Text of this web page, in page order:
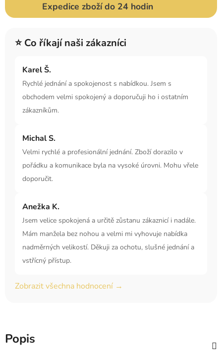
Expedice zboží do 24 hodin
⭐ Co říkají naši zákazníci
Karel Š.
Rychlé jednání a spokojenost s nabídkou. Jsem s
obchodem velmi spokojený a doporučuji ho i ostatním
zákazníkům.
Michal S.
Velmi rychlé a profesionální jednání. Zboží dorazilo v
pořádku a komunikace byla na vysoké úrovni. Mohu vřele
doporučit.
Anežka K.
Jsem velice spokojená a určitě zůstanu zákaznicí i nadále.
Mám manžela bez nohou a velmi mi vyhovuje nabídka
nadměrných velikostí. Děkuji za ochotu, slušné jednání a
vstřícný přístup.
Zobrazit všechna hodnocení →
Popis